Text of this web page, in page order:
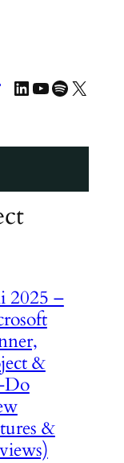
LinkedIn
YouTube
Spotify
X
2025 –
&
&